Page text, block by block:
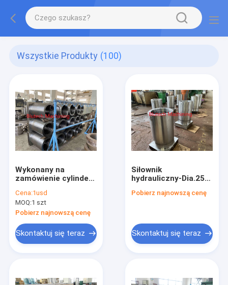
Wszystkie Produkty (100)
Wykonany na
zamówienie cylinder
hydraulicznej prasy
do laminowania kart
kredytowych
Cena:1usd
MOQ:1 szt
Pobierz najnowszą cenę
Skontaktuj się teraz
Siłownik
hydrauliczny-Dia.250
przez gorącą prasę
Pobierz najnowszą cenę
Skontaktuj się teraz